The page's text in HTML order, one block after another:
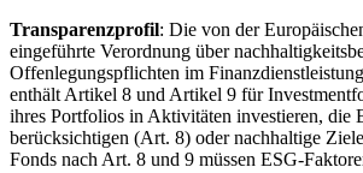
Transparenzprofil: Die von der
eingeführte Verordnung über
Offenlegungspflichten im
enthält Artikel 8 und Artikel 9 für
ihres Portfolios in Aktivitäten investieren, die
berücksichtigen (Art. 8) oder nachhaltige
Fonds nach Art. 8 und 9 müssen ESG-